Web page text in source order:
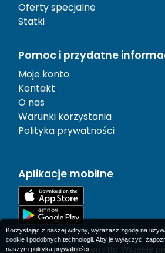
Oferty specjalne
Statki
Pomoc i przydatne
Moje konto
Kontakt
O nas
Warunki korzystania
Polityka prywatności
Aplikacje mobilne
© 1977-2026AFerry Ltd. Wszelkie
Korzystając z naszej witryny, wyrażasz zgodę na
cookie i podobnych technologii. Aby je wyłączyć,
naszym polityka prywatności.